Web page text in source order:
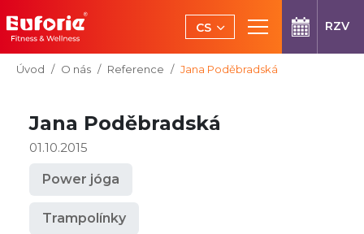
Přeskočit na hlavní obsah
CS
EN
RZV
Jsi tady:
Úvod O nás Reference Jana Poděbradská
Jana Poděbradská
01.10.2015
Power jóga
Trampolínky